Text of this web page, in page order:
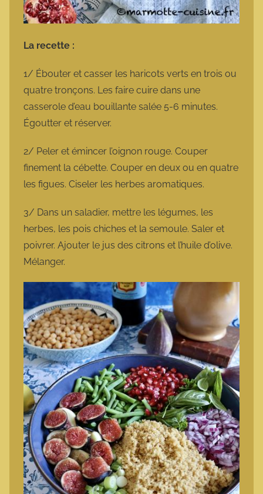
La recette :
1/ Ébouter et casser les haricots verts en trois ou
quatre tronçons. Les faire cuire dans une
casserole d’eau bouillante salée 5-6 minutes.
Égoutter et réserver.
2/ Peler et émincer l’oignon rouge. Couper
finement la cébette. Couper en deux ou en quatre
les figues. Ciseler les herbes aromatiques.
3/ Dans un saladier, mettre les légumes, les
herbes, les pois chiches et la semoule. Saler et
poivrer. Ajouter le jus des citrons et l’huile d’olive.
Mélanger.